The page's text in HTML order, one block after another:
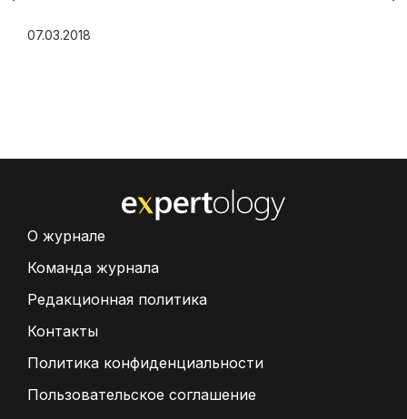
07.03.2018
О журнале
Команда журнала
Редакционная политика
Контакты
Политика конфиденциальности
Пользовательское соглашение